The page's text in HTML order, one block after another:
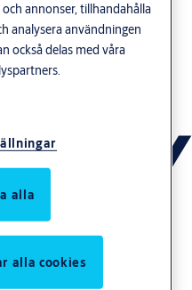
annonser, tillhandahålla
analysera användningen
också delas med våra
alla
alla cookies